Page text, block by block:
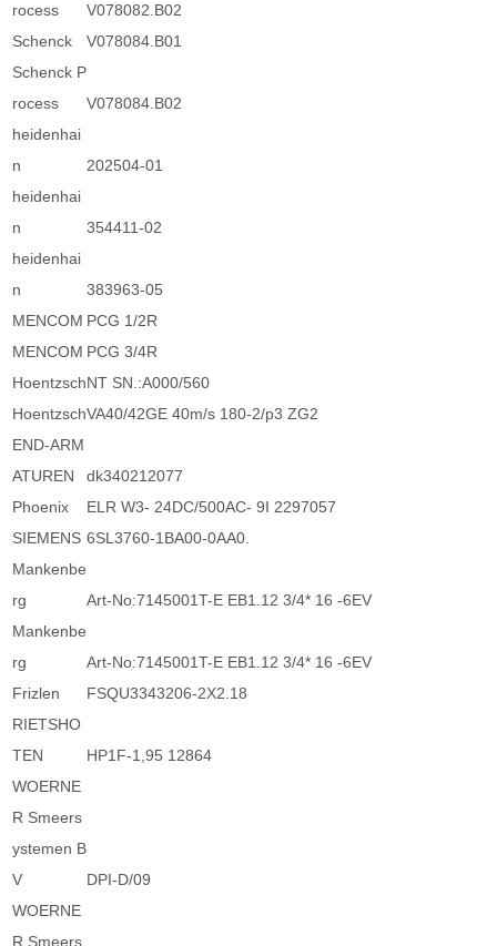
rocess
V078082.B02
Schenck
V078084.B01
Schenck P
rocess
V078084.B02
heidenhai
n
202504-01
heidenhai
n
354411-02
heidenhai
n
383963-05
MENCOM PCG 1/2R
MENCOM PCG 3/4R
HoentzschNT SN.:A000/560
HoentzschVA40/42GE 40m/s 180-2/p3 ZG2
END-ARM
ATUREN
dk340212077
Phoenix
ELR W3- 24DC/500AC- 9I 2297057
SIEMENS 6SL3760-1BA00-0AA0.
Mankenbe
rg
Art-No:7145001T-E EB1.12 3/4* 16 -6EV
Mankenbe
rg
Art-No:7145001T-E EB1.12 3/4* 16 -6EV
Frizlen
FSQU3343206-2X2.18
RIETSHO
TEN
HP1F-1,95 12864
WOERNE
R Smeers
ystemen B
V
DPI-D/09
WOERNE
R Smeers